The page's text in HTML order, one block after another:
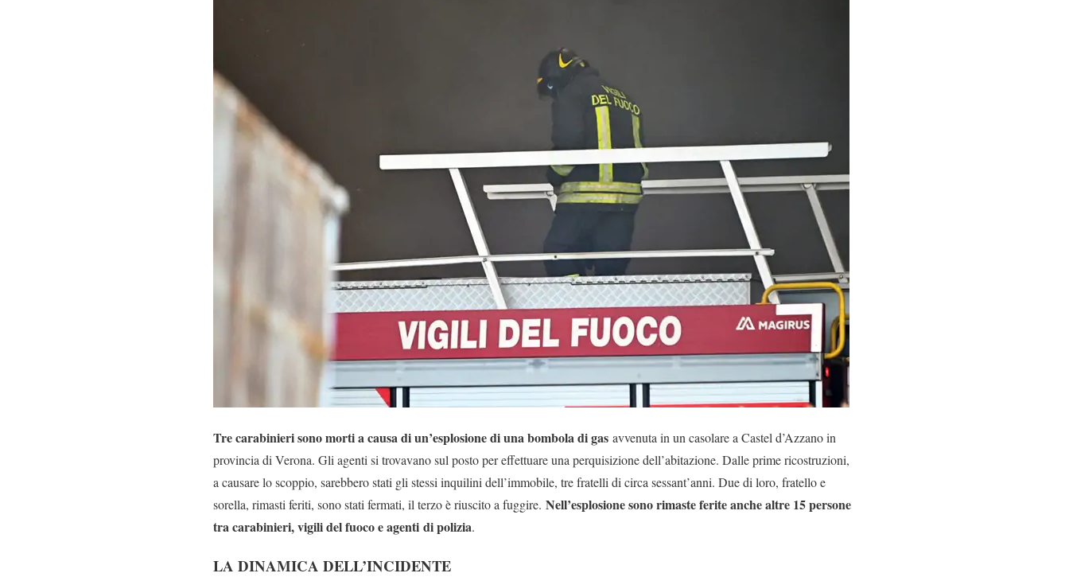
Tre carabinieri sono morti a causa di un’esplosione di una bombola di gas avvenuta in un casolare a Castel d’Azzano in
provincia di Verona. Gli agenti si trovavano sul posto per effettuare una perquisizione dell’abitazione. Dalle prime ricostruzioni,
a causare lo scoppio, sarebbero stati gli stessi inquilini dell’immobile, tre fratelli di circa sessant’anni. Due di loro, fratello e
sorella, rimasti feriti, sono stati fermati, il terzo è riuscito a fuggire. Nell’esplosione sono rimaste ferite anche altre 15 persone
tra carabinieri, vigili del fuoco e agenti di polizia.
LA DINAMICA DELL’INCIDENTE